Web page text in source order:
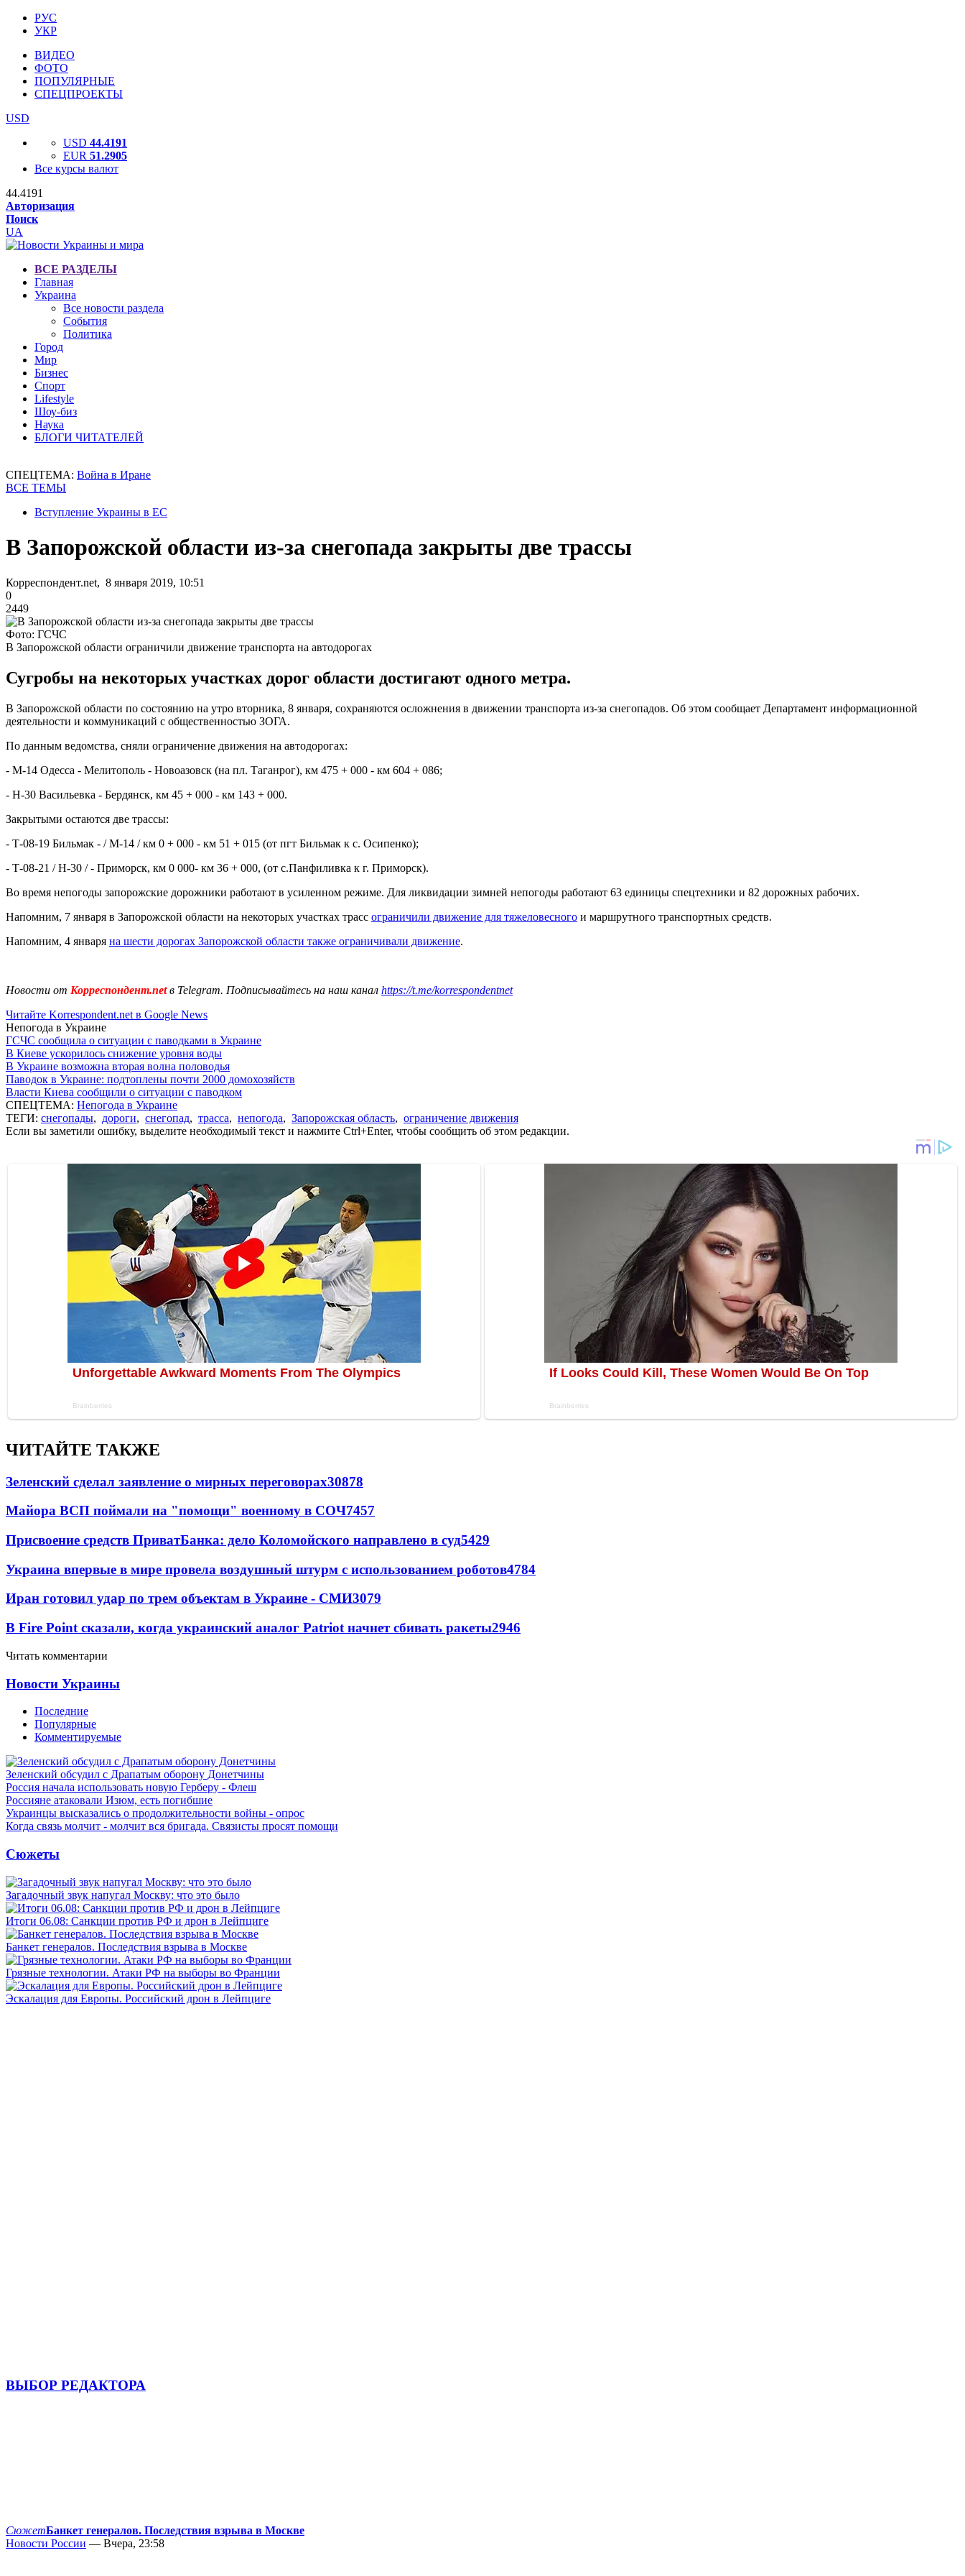
РУС
УКР
ВИДЕО
ФОТО
ПОПУЛЯРНЫЕ
СПЕЦПРОЕКТЫ
USD
USD 44.4191
EUR 51.2905
Все курсы валют
44.4191
Авторизация
Поиск
UA
ВСЕ РАЗДЕЛЫ
Главная
Украина
Все новости раздела
События
Политика
Город
Мир
Бизнес
Спорт
Lifestyle
Шоу-биз
Наука
БЛОГИ ЧИТАТЕЛЕЙ
СПЕЦТЕМА: Война в Иране
ВСЕ ТЕМЫ
Вступление Украины в ЕС
В Запорожской области из-за снегопада закрыты две трассы
Корреспондент.net, 8 января 2019, 10:51
0
2449
Фото: ГСЧС
В Запорожской области ограничили движение транспорта на автодорогах
Сугробы на некоторых участках дорог области достигают одного метра.
В Запорожской области по состоянию на утро вторника, 8 января, сохраняются осложнения в движении транспорта из-за снегопадов. Об этом сообщает Департамент информационной
деятельности и коммуникаций с общественностью ЗОГА.
По данным ведомства, сняли ограничение движения на автодорогах:
- М-14 Одесса - Мелитополь - Новоазовск (на пл. Таганрог), км 475 + 000 - км 604 + 086;
- Н-30 Васильевка - Бердянск, км 45 + 000 - км 143 + 000.
Закрытыми остаются две трассы:
- Т-08-19 Бильмак - / М-14 / км 0 + 000 - км 51 + 015 (от пгт Бильмак к с. Осипенко);
- Т-08-21 / Н-30 / - Приморск, км 0 000- км 36 + 000, (от с.Панфиливка к г. Приморск).
Во время непогоды запорожские дорожники работают в усиленном режиме. Для ликвидации зимней непогоды работают 63 единицы спецтехники и 82 дорожных рабочих.
Напомним, 7 января в Запорожской области на некоторых участках трасс ограничили движение для тяжеловесного и маршрутного транспортных средств.
Напомним, 4 января на шести дорогах Запорожской области также ограничивали движение.
Новости от Корреспондент.netв Telegram. Подписывайтесь на наш канал https://t.me/korrespondentnet
Читайте Korrespondent.net в Google News
Непогода в Украине
ГСЧС сообщила о ситуации с паводками в Украине
В Киеве ускорилось снижение уровня воды
В Украине возможна вторая волна половодья
Паводок в Украине: подтоплены почти 2000 домохозяйств
Власти Киева сообщили о ситуации с паводком
СПЕЦТЕМА: Непогода в Украине
ТЕГИ: снегопады, дороги, снегопад, трасса, непогода, Запорожская область, ограничение движения
Если вы заметили ошибку, выделите необходимый текст и нажмите Ctrl+Enter, чтобы сообщить об этом редакции.
ЧИТАЙТЕ ТАКЖЕ
Зеленский сделал заявление о мирных переговорах30878
Майора ВСП поймали на "помощи" военному в СОЧ7457
Присвоение средств ПриватБанка: дело Коломойского направлено в суд5429
Украина впервые в мире провела воздушный штурм с использованием роботов4784
Иран готовил удар по трем объектам в Украине - СМИ3079
В Fire Point сказали, когда украинский аналог Patriot начнет сбивать ракеты2946
Читать комментарии
Новости Украины
Последние
Популярные
Комментируемые
Зеленский обсудил с Драпатым оборону Донетчины
Россия начала использовать новую Герберу - Флеш
Россияне атаковали Изюм, есть погибшие
Украинцы высказались о продолжительности войны - опрос
Когда связь молчит - молчит вся бригада. Связисты просят помощи
Сюжеты
Загадочный звук напугал Москву: что это было
Итоги 06.08: Санкции против РФ и дрон в Лейпциге
Банкет генералов. Последствия взрыва в Москве
Грязные технологии. Атаки РФ на выборы во Франции
Эскалация для Европы. Российский дрон в Лейпциге
ВЫБОР РЕДАКТОРА
СюжетБанкет генералов. Последствия взрыва в Москве
Новости России — Вчера, 23:58